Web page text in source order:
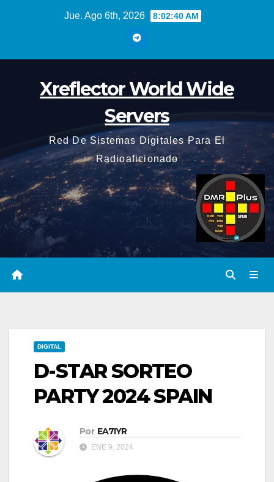
Jue. Ago 6th, 2026 8:02:41 AM
Xreflector World Wide
Servers
Red De Sistemas Digitales Para El
Radioaficionado
DIGITAL
D-STAR SORTEO
PARTY 2024 SPAIN
Por EA7IYR
ENE 9, 2024